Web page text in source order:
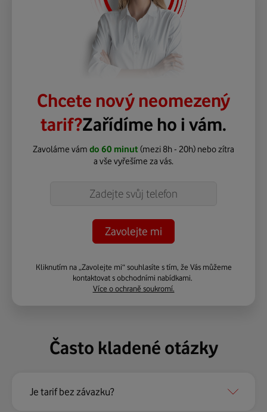
Chcete nový neomezený
tarif?Zařídíme ho i vám.
Zavoláme vám do 60 minut(mezi 8h - 20h) nebo zítra
a vše vyřešíme za vás.
Telefon
Kliknutím na „Zavolejte mi“ souhlasíte s tím, že Vás můžeme
kontaktovat s obchodními nabídkami.
Více o ochraně soukromí.
Často kladené otázky
Je tarif bez závazku?